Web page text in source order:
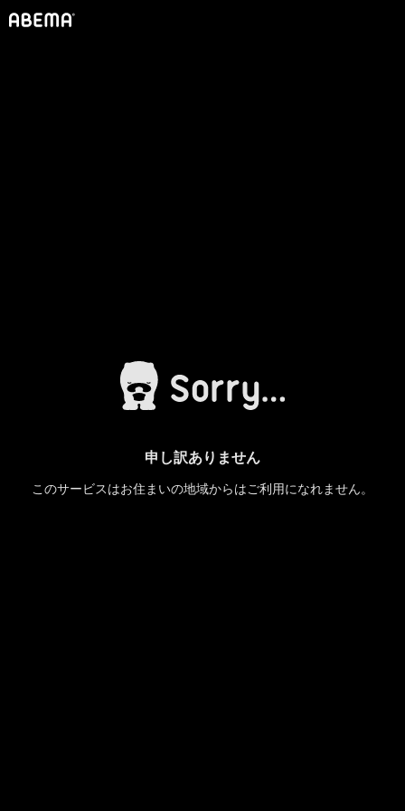
申し訳ありません
このサービスはお住まいの地域からはご利用になれません。